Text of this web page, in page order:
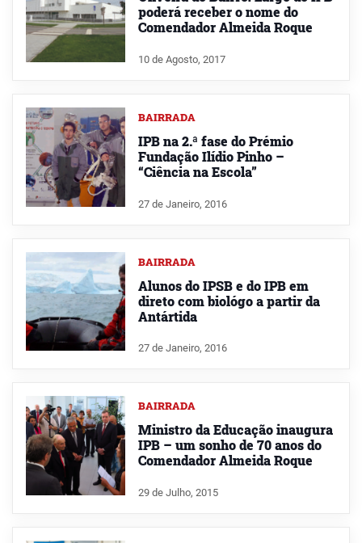
poderá receber o nome do
Comendador Almeida Roque
10 de Agosto, 2017
BAIRRADA
IPB na 2.ª fase do Prémio
Fundação Ilídio Pinho –
“Ciência na Escola”
27 de Janeiro, 2016
BAIRRADA
Alunos do IPSB e do IPB em
direto com biológo a partir da
Antártida
27 de Janeiro, 2016
BAIRRADA
Ministro da Educação inaugura
IPB – um sonho de 70 anos do
Comendador Almeida Roque
29 de Julho, 2015